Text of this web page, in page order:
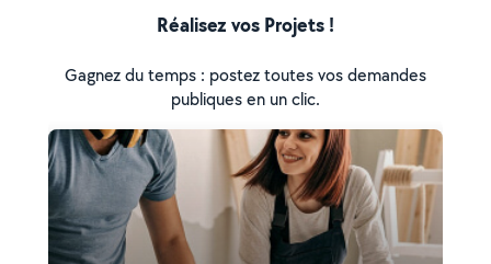
Réalisez vos Projets !
Gagnez du temps : postez toutes vos demandes
publiques en un clic.